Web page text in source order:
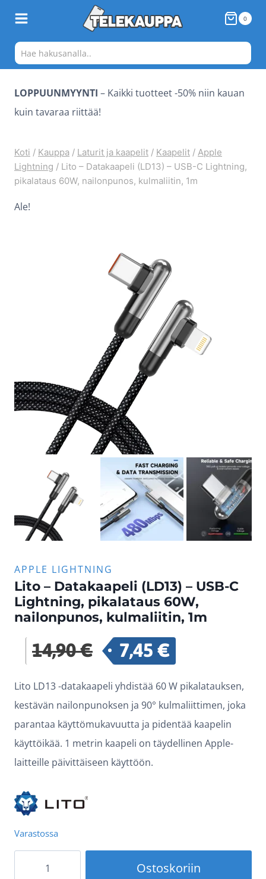
sisältöön
0
LOPPUUNMYYNTI – Kaikki tuotteet -50% niin kauan
kuin tavaraa riittää!
Koti / Kauppa / Laturit ja kaapelit / Kaapelit / Apple
Lightning / Lito – Datakaapeli (LD13) – USB-C Lightning,
pikalataus 60W, nailonpunos, kulmaliitin, 1m
Ale!
APPLE LIGHTNING
Lito – Datakaapeli (LD13) – USB-C
Lightning, pikalataus 60W,
nailonpunos, kulmaliitin, 1m
14,90€ Alkuperäinen
oli:
14,90 €.
7,45€
on:
7,45 €.
Lito LD13 -datakaapeli yhdistää 60 W pikalatauksen,
kestävän nailonpunoksen ja 90° kulmaliittimen, joka
parantaa käyttömukavuutta ja pidentää kaapelin
käyttöikää. 1 metrin kaapeli on täydellinen Apple-
laitteille päivittäiseen käyttöön.
Varastossa
Ostoskoriin